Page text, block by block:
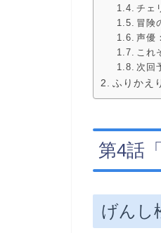
チェ
冒険
声優
これ
次回
ふりかえ
第4話
げんし